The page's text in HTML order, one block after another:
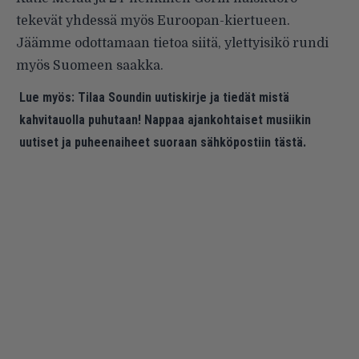
tekevät yhdessä myös Euroopan-kiertueen.
Jäämme odottamaan tietoa siitä, ylettyisikö rundi
myös Suomeen saakka.
Lue myös: Tilaa Soundin uutiskirje ja tiedät mistä
kahvitauolla puhutaan! Nappaa ajankohtaiset musiikin
uutiset ja puheenaiheet suoraan sähköpostiin tästä.